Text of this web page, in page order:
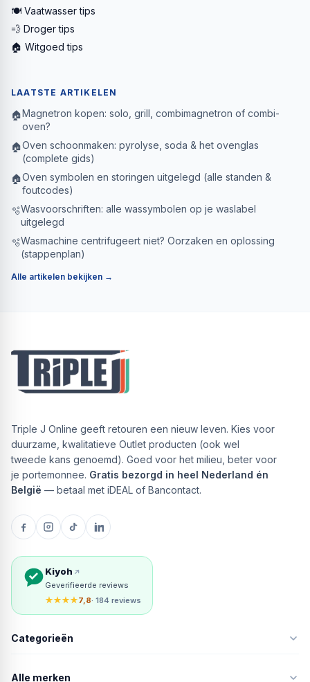
🍽️ Vaatwasser tips
💨 Droger tips
🏠 Witgoed tips
LAATSTE ARTIKELEN
🏠Magnetron kopen: solo, grill, combimagnetron of combi-
oven?
🏠Oven schoonmaken: pyrolyse, soda & het ovenglas
(complete gids)
🏠Oven symbolen en storingen uitgelegd (alle standen &
foutcodes)
🫧Wasvoorschriften: alle wassymbolen op je waslabel
uitgelegd
🫧Wasmachine centrifugeert niet? Oorzaken en oplossing
(stappenplan)
Alle artikelen bekijken →
Triple J Online geeft retouren een nieuw leven. Kies voor
duurzame, kwalitatieve Outlet producten (ook wel
tweede kans genoemd). Goed voor het milieu, beter voor
je portemonnee. Gratis bezorgd in heel Nederland én
België — betaal met iDEAL of Bancontact.
Kiyoh
Geverifieerde reviews
★★★★7,8· 184 reviews
Categorieën
Alle merken